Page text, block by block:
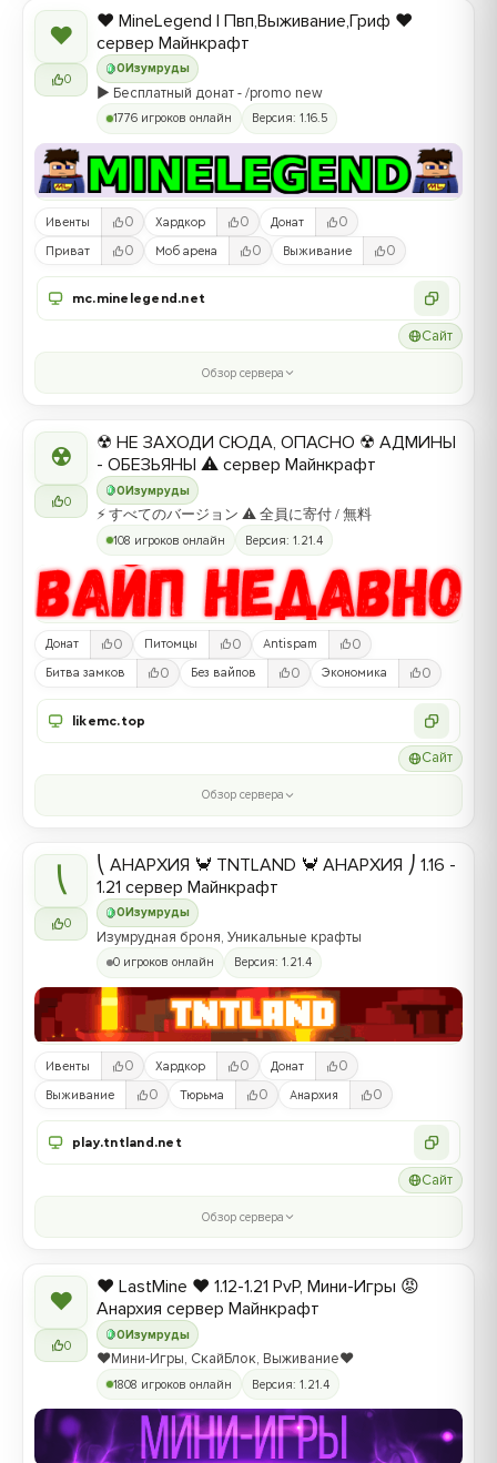
❤
0
0 Изумруды
❤️ MineLegend | Пвп,Выживание,Гриф ❤️
сервер Майнкрафт
▶️ Бесплатный донат - /promo new
1776 игроков онлайн Версия: 1.16.5
Ивенты 0 Хардкор 0 Донат 0
Приват 0 Моб арена 0 Выживание 0
mc.minelegend.net
Сайт
Обзор сервера
☢
0
0Изумруды
☢ НЕ ЗАХОДИ СЮДА, ОПАСНО ☢ АДМИНЫ
- ОБЕЗЬЯНЫ ⚠ сервер Майнкрафт
⚡ すべてのバージョン ⚠ 全員に寄付 / 無料
108 игроков онлайн Версия: 1.21.4
Донат 0 Питомцы 0 Antispam 0
Битва замков 0 Без вайпов 0 Экономика 0
likemc.top
Сайт
Обзор сервера
⎝
0
0 Изумруды
⎝ АНАРХИЯ 🦀 TNTLAND 🦀 АНАРХИЯ ⎠ 1.16 -
1.21 сервер Майнкрафт
Изумрудная броня, Уникальные крафты
0 игроков онлайн Версия: 1.21.4
Ивенты 0 Хардкор 0 Донат 0
Выживание 0 Тюрьма 0 Анархия 0
play.tntland.net
Сайт
Обзор сервера
❤
0
0Изумруды
❤️ LastMine ❤️ 1.12-1.21 PvP, Мини-Игры 😡
Анархия сервер Майнкрафт
❤️Мини-Игры, СкайБлок, Выживание❤️
1808 игроков онлайн Версия: 1.21.4